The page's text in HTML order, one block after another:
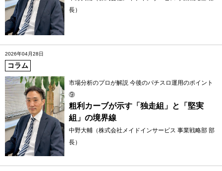
長）
2026年04月28日
コラム
市場分析のプロが解説 今後のパチスロ運用のポイント
⑨
粗利カーブが示す「独走組」と「堅実
組」の境界線
中野大輔（株式会社メイドインサービス 事業戦略部 部
長）